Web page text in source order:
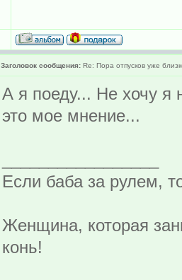
Заголовок сообщения: Re: Пора отпусков уже
А я поеду... Не хочу я
это мое мнение...
Если баба за рулем,
Женщина, которая
конь!